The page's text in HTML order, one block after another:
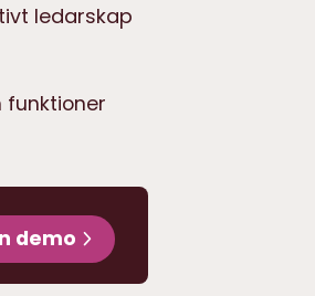
ledarskap
funktioner
demo